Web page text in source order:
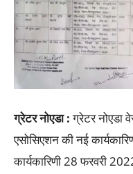
ग्रेटर नोएडा :ग्रेटर नोएडा
एसोसिएशन की नई
कार्यकारिणी 28 फरवरी